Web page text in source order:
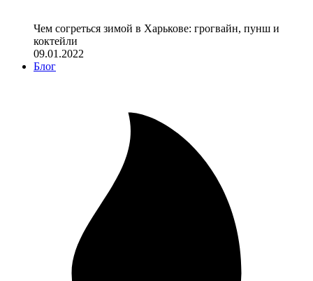
Чем согреться зимой в Харькове: грогвайн, пунш и
коктейли
09.01.2022
Блог